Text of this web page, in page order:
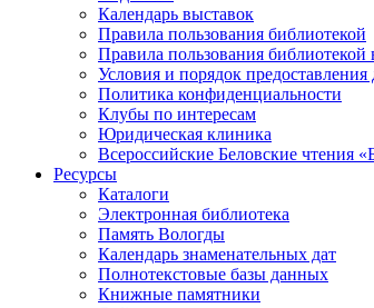
Календарь выставок
Правила пользования библиотекой
Правила пользования библиотекой
Условия и порядок
Политика конфиденциальности
Клубы по интересам
Юридическая клиника
Всероссийские Беловские чтения
Ресурсы
Каталоги
Электронная библиотека
Память Вологды
Календарь знаменательных дат
Полнотекстовые базы данных
Книжные памятники